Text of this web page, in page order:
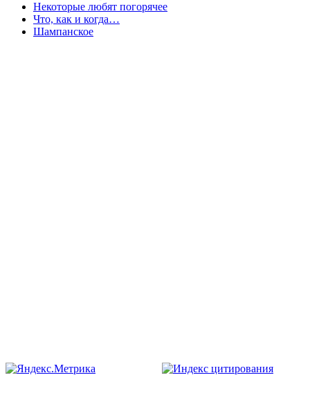
Некоторые любят погорячее
Что, как и когда…
Шампанское